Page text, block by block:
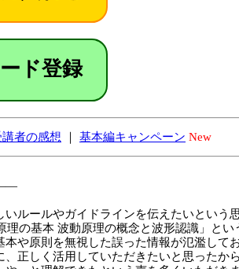
ド登録
講者の感想 基本編キャンペーン New
――
ルールやガイドラインを伝えたいという思
理の基本 波動原理の概念と波形認識」とい
や原則を無視した誤った情報が氾濫してお
正しく活用していただきたいと思ったから